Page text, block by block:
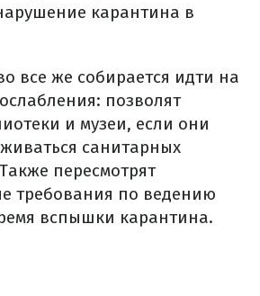
карантина в
все же собирается идти на
позволят
и музеи, если они
санитарных
пересмотрят
требования по ведению
вспышки карантина.